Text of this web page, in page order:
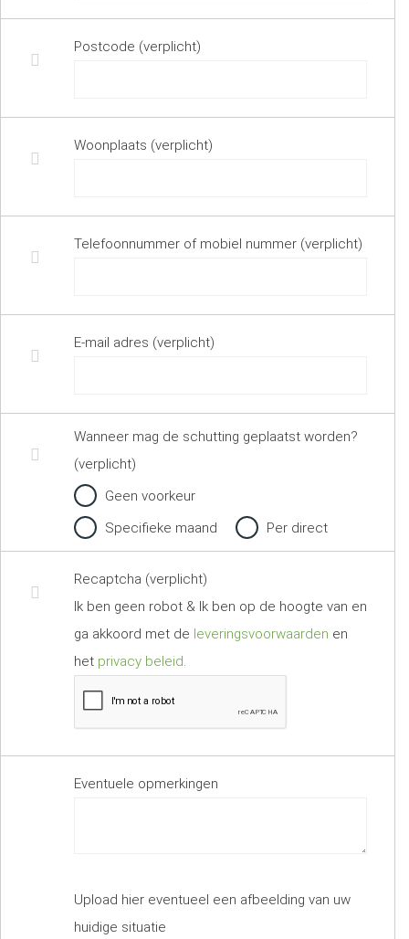
Postcode (verplicht)
Woonplaats (verplicht)
Telefoonnummer of mobiel nummer (verplicht)
E-mail adres (verplicht)
Wanneer mag de schutting geplaatst worden?
(verplicht)
Geen voorkeur
Specifieke maand
Per direct
Recaptcha (verplicht)
Ik ben geen robot & Ik ben op de hoogte van en
ga akkoord met de leveringsvoorwaarden en
het privacy beleid.
Eventuele opmerkingen
Upload hier eventueel een afbeelding van uw
huidige situatie